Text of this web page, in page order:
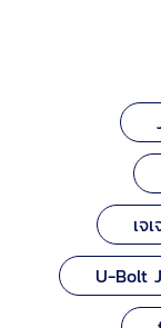
เจ
U-Bolt